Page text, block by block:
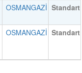
OSMANGAZİ Standart
OSMANGAZİ Standart